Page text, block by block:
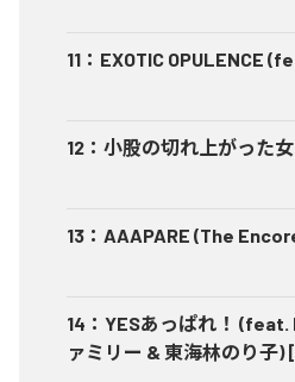
11 ： EXOTIC OPULENCE
12 ： 小股の切れ上がった女
13 ： AAAPARE (The
14 ： YESあっぱれ！ (feat.
ァミリー & 東海林のり